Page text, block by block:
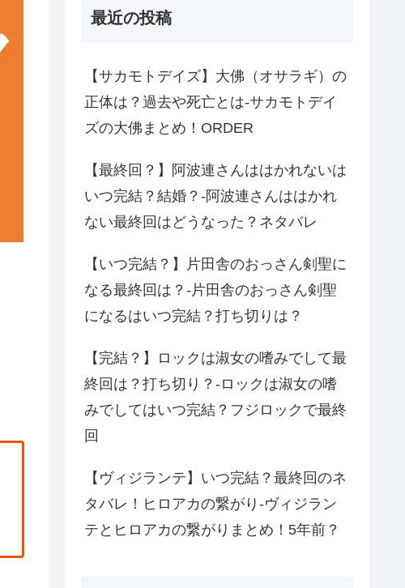
最近の投稿
【サカモトデイズ】大佛（オサラギ）の
正体は？過去や死亡とは-サカモトデイ
ズの大佛まとめ！ORDER
【最終回？】阿波連さんははかれないは
いつ完結？結婚？-阿波連さんははかれ
ない最終回はどうなった？ネタバレ
【いつ完結？】片田舎のおっさん剣聖に
なる最終回は？-片田舎のおっさん剣聖
になるはいつ完結？打ち切りは？
【完結？】ロックは淑女の嗜みでして最
終回は？打ち切り？-ロックは淑女の嗜
みでしてはいつ完結？フジロックで最終
回
【ヴィジランテ】いつ完結？最終回のネ
タバレ！ヒロアカの繋がり-ヴィジラン
テとヒロアカの繋がりまとめ！5年前？